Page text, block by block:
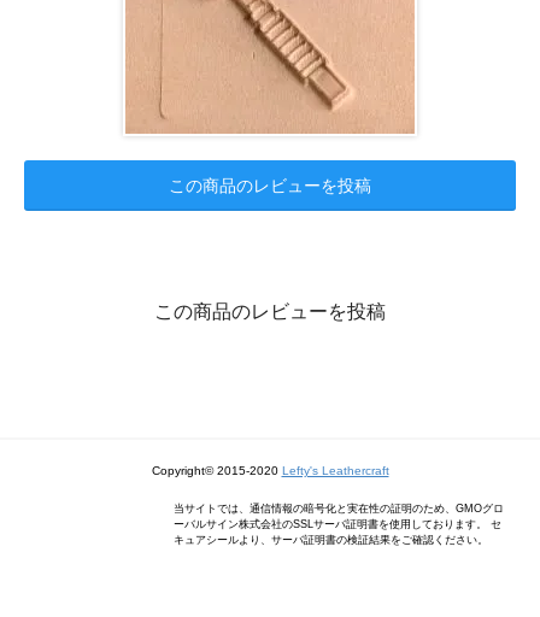
この商品のレビューを投稿
この商品のレビューを投稿
Copyright© 2015-2020 Lefty's Leathercraft
当サイトでは、通信情報の暗号化と実在性の証明のため、GMOグロ
ーバルサイン株式会社のSSLサーバ証明書を使用しております。 セ
キュアシールより、サーバ証明書の検証結果をご確認ください。